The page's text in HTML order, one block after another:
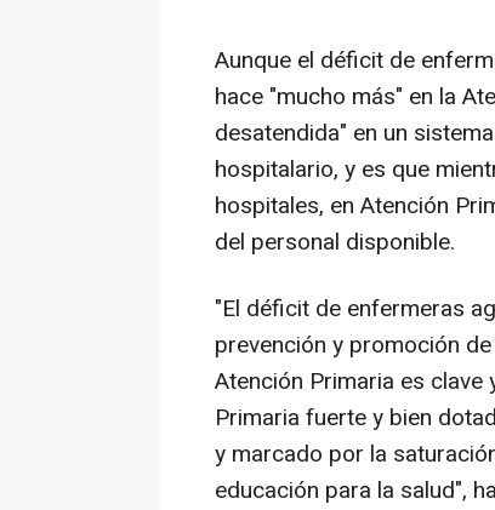
Aunque el déficit de
hace "mucho más" en la
desatendida" en un
hospitalario, y es que
hospitales, en Atención
del personal disponible.
"El déficit de enfermeras
prevención y promoción
Atención Primaria es clave
Primaria fuerte y bien
y marcado por la
educación para la salud",